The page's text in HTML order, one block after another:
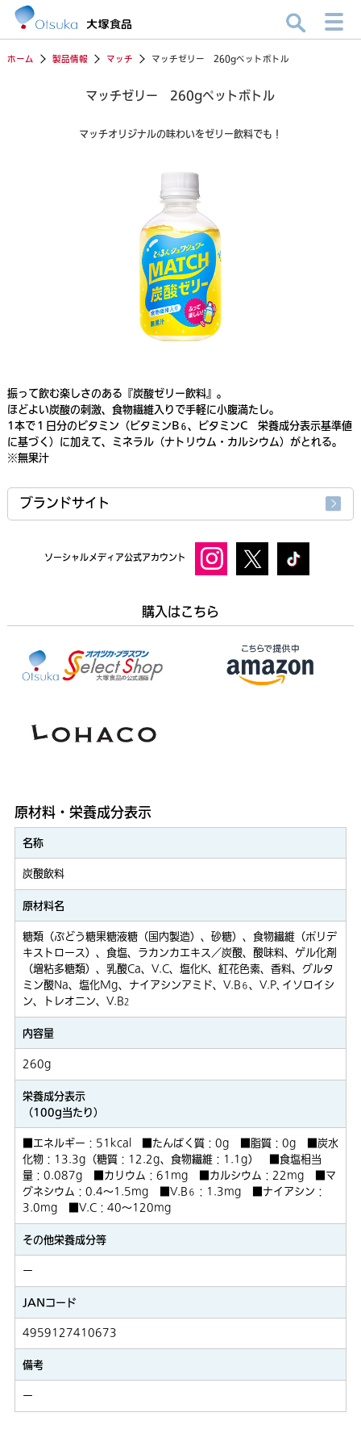
ホーム 製品情報 マッチ マッチゼリー 260gペットボトル
マッチゼリー 260gペットボトル
マッチオリジナルの味わいをゼリー飲料でも！
振って飲む楽しさのある『炭酸ゼリー飲料』。
ほどよい炭酸の刺激、食物繊維入りで手軽に小腹満たし。
1本で１日分のビタミン（ビタミンB ６、ビタミンC 栄養成分表示基準値
に基づく）に加えて、ミネラル（ナトリウム・カルシウム）がとれる。
※無果汁
ブランドサイト
ソーシャルメディア公式アカウント
購入はこちら
原材料・栄養成分表示
名称
炭酸飲料
原材料名
糖類（ぶどう糖果糖液糖（国内製造）、砂糖）、食物繊維（ポリデ
キストロース）、食塩、ラカンカエキス／炭酸、酸味料、ゲル化剤
（増粘多糖類）、乳酸Ca、V.C、塩化K、紅花色素、香料、グルタ
ミン酸Na、塩化Mg、ナイアシンアミド、V.B ６、V.P､イソロイシ
ン、トレオニン、V.B2
内容量
260g
栄養成分表示
（100g当たり）
■エネルギー：51kcal ■たんぱく質：0g ■脂質：0g ■炭水
化物：13.3g（糖質：12.2g、食物繊維：1.1g） ■食塩相当
量：0.087g ■カリウム：61mg ■カルシウム：22mg ■マ
グネシウム：0.4～1.5mg ■V.B ６ ：1.3mg ■ナイアシン：
3.0mg ■V.C：40～120mg
その他栄養成分等
ー
JANコード
4959127410673
備考
ー